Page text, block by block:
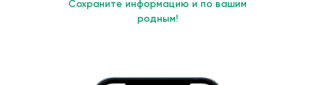
Сохраните информацию и по вашим
родным!